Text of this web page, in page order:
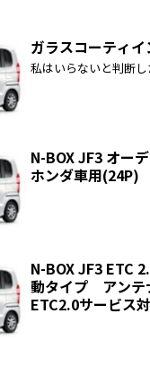
ガラスコーティイ
私はいらないと判断し
N-BOX JF3 オー
ホンダ車用(24P)
N-BOX JF3 ETC
動タイプ アンテ
ETC2.0サービス